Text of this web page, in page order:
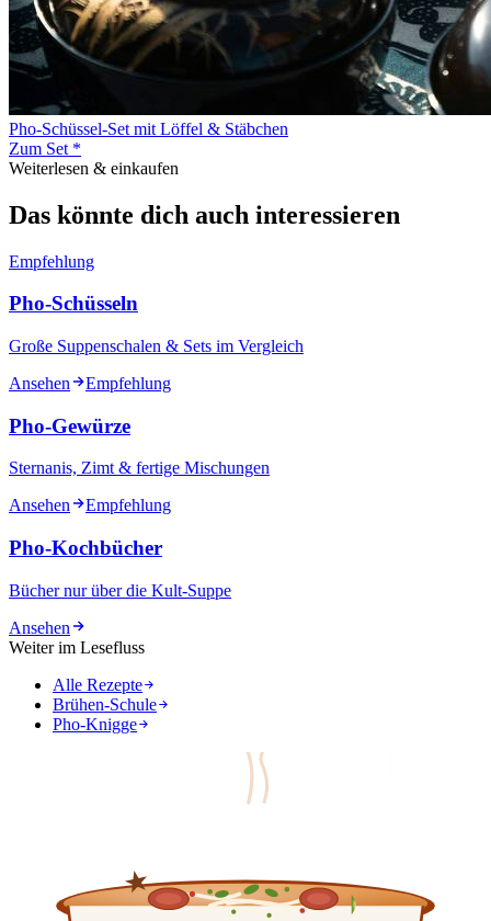
Pho-Schüssel-Set mit Löffel & Stäbchen
Zum Set *
Weiterlesen & einkaufen
Das könnte dich auch interessieren
Empfehlung
Pho-Schüsseln
Große Suppenschalen & Sets im Vergleich
Ansehen
Empfehlung
Pho-Gewürze
Sternanis, Zimt & fertige Mischungen
Ansehen
Empfehlung
Pho-Kochbücher
Bücher nur über die Kult-Suppe
Ansehen
Weiter im Lesefluss
Alle Rezepte
Brühen-Schule
Pho-Knigge